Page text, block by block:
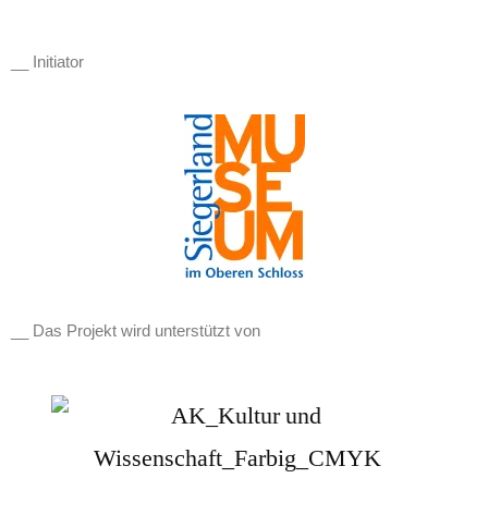
__ Initiator
__ Das Projekt wird unterstützt von